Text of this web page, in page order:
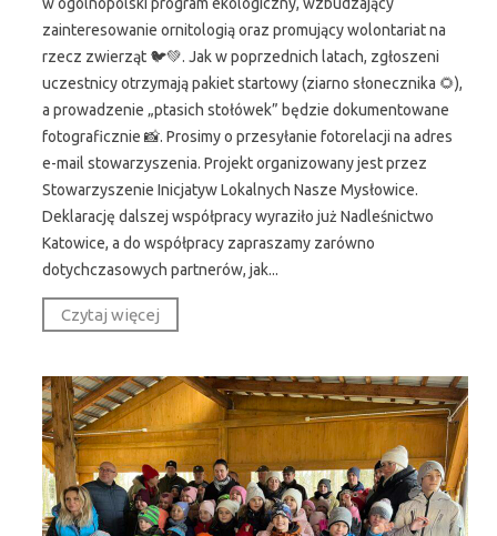
w ogólnopolski program ekologiczny, wzbudzający
zainteresowanie ornitologią oraz promujący wolontariat na
rzecz zwierząt 🐦💚. Jak w poprzednich latach, zgłoszeni
uczestnicy otrzymają pakiet startowy (ziarno słonecznika 🌻),
a prowadzenie „ptasich stołówek” będzie dokumentowane
fotograficznie 📸. Prosimy o przesyłanie fotorelacji na adres
e-mail stowarzyszenia. Projekt organizowany jest przez
Stowarzyszenie Inicjatyw Lokalnych Nasze Mysłowice.
Deklarację dalszej współpracy wyraziło już Nadleśnictwo
Katowice, a do współpracy zapraszamy zarówno
dotychczasowych partnerów, jak...
Czytaj więcej